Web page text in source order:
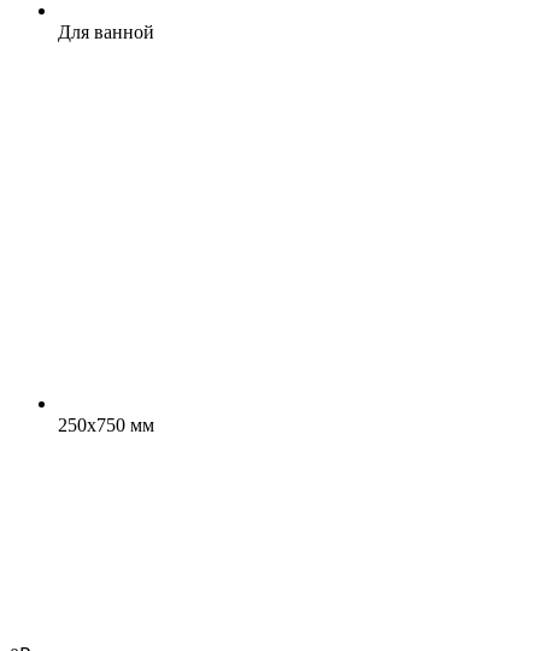
Для ванной
250x750 мм